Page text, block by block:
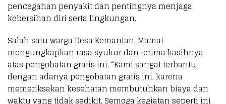
pencegahan penyakit dan pentingnya menjaga
kebersihan diri serta lingkungan.
Salah satu warga Desa Kemantan, Mamat
mengungkapkan rasa syukur dan terima kasihnya
atas pengobatan gratis ini. “Kami sangat terbantu
dengan adanya pengobatan gratis ini, karena
memeriksakan kesehatan membutuhkan biaya dan
waktu yang tidak sedikit. Semoga kegiatan seperti ini